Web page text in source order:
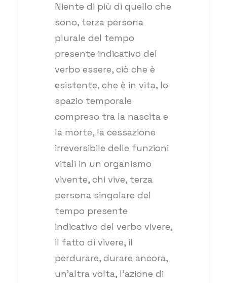
Niente di più di quello che
sono, terza persona
plurale del tempo
presente indicativo del
verbo essere, ciò che è
esistente, che è in vita, lo
spazio temporale
compreso tra la nascita e
la morte, la cessazione
irreversibile delle funzioni
vitali in un organismo
vivente, chi vive, terza
persona singolare del
tempo presente
indicativo del verbo vivere,
il fatto di vivere, il
perdurare, durare ancora,
un’altra volta, l’azione di